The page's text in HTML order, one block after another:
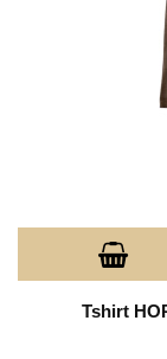
Tshirt